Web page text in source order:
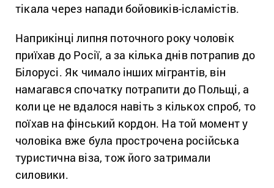
тікала через напади бойовиків-ісламістів.
Наприкінці липня поточного року чоловік
приїхав до Росії, а за кілька днів потрапив до
Білорусі. Як чимало інших мігрантів, він
намагався спочатку потрапити до Польщі, а
коли це не вдалося навіть з кількох спроб, то
поїхав на фінський кордон. На той момент у
чоловіка вже була прострочена російська
туристична віза, тож його затримали
силовики.